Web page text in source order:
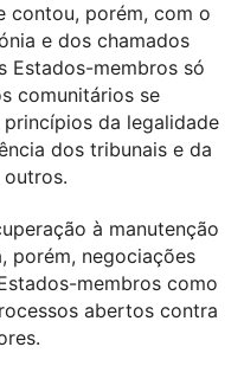
contou, porém, com o
e dos chamados
Estados-membros só
comunitários se
da legalidade
dos tribunais e da
à manutenção
porém, negociações
membros como
abertos contra